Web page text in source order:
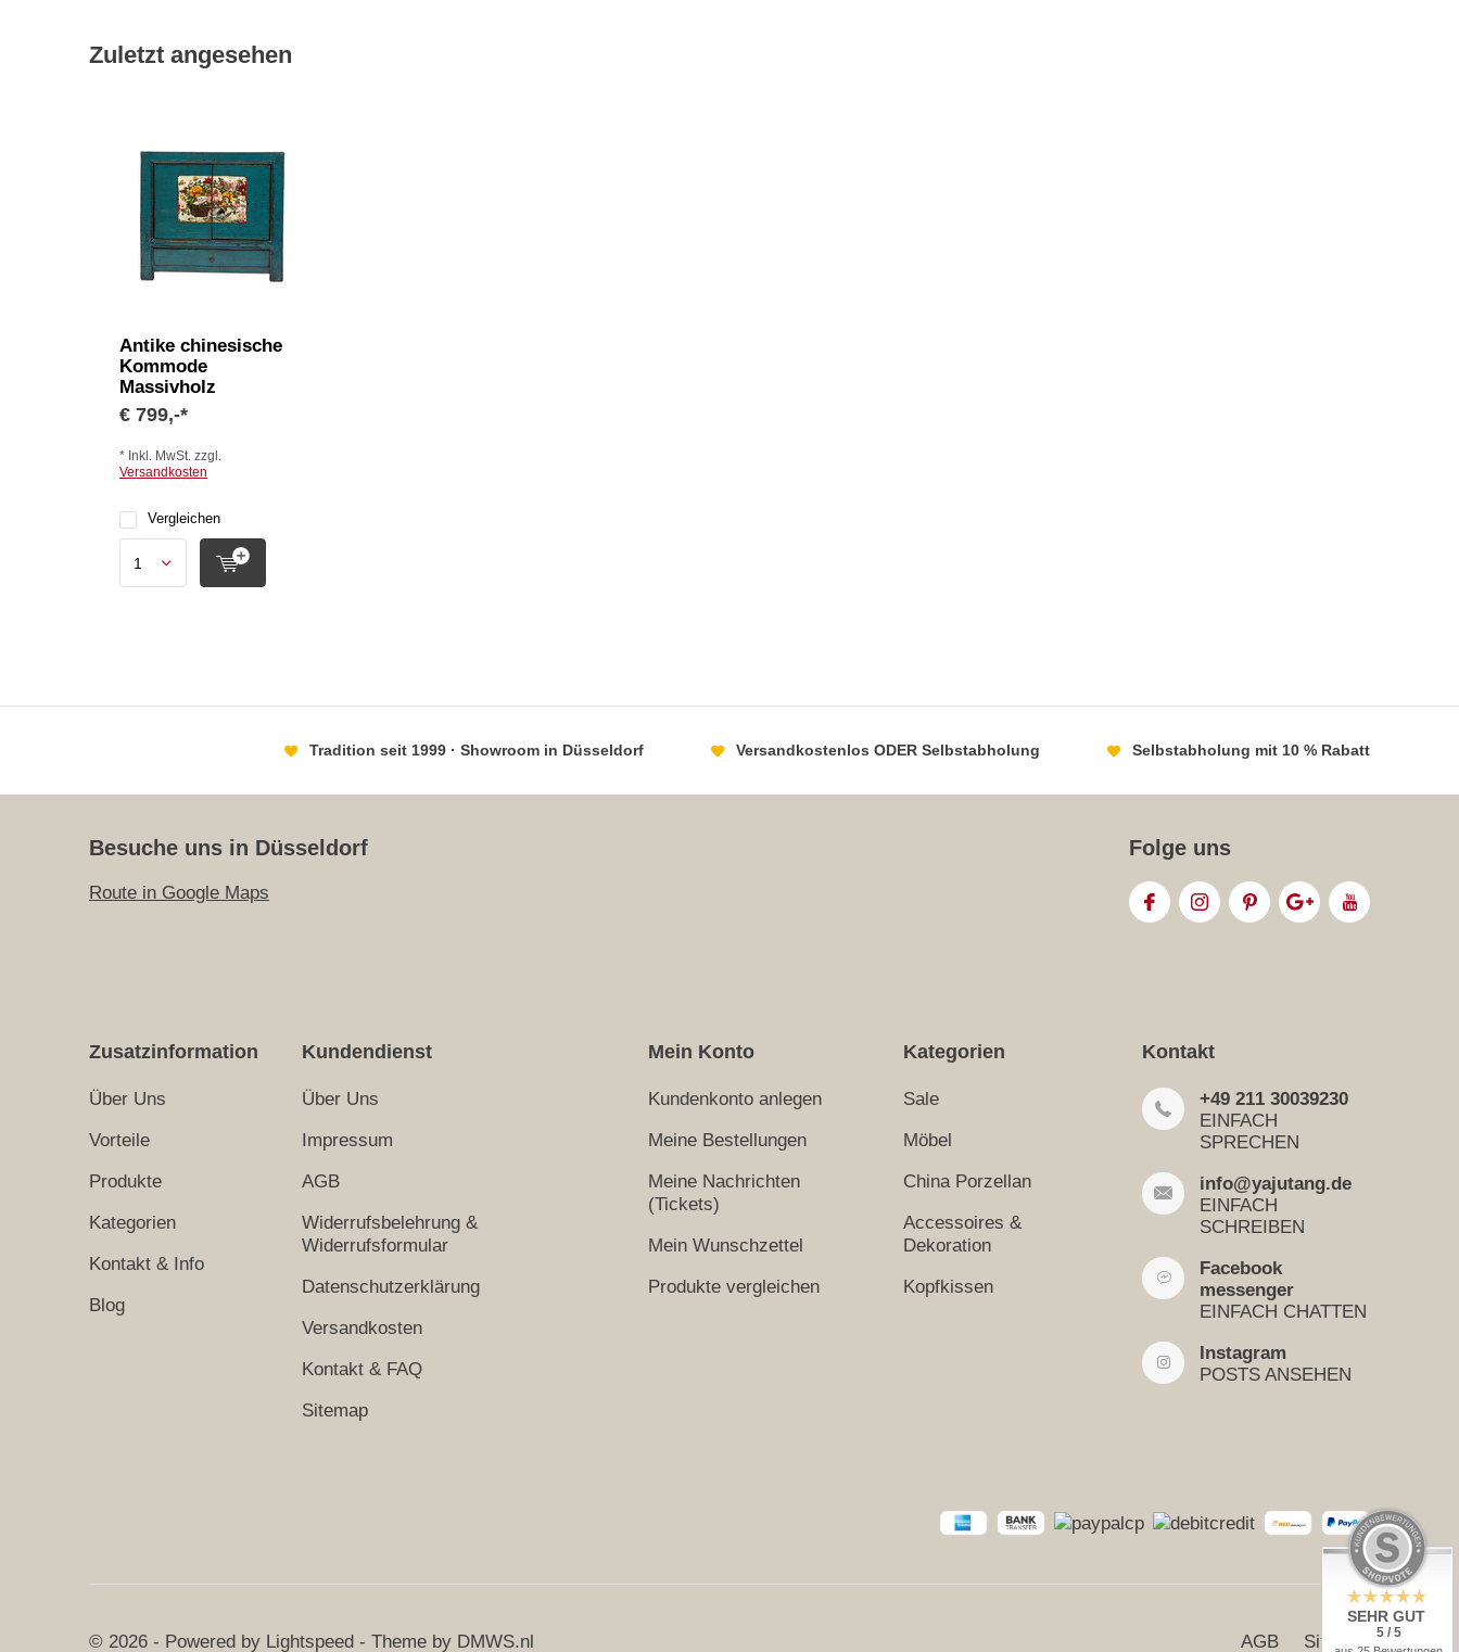
Zuletzt angesehen
Antike chinesische
Kommode
Massivholz
€ 799,-*
* Inkl. MwSt. zzgl.
Versandkosten
Vergleichen
Tradition seit 1999 · Showroom in Düsseldorf Versandkostenlos ODER Selbstabholung Selbstabholung mit 10 % Rabatt
Besuche uns in Düsseldorf
Route in Google Maps
Folge uns
Zusatzinformation
Über Uns
Vorteile
Produkte
Kategorien
Kontakt & Info
Blog
Kundendienst
Über Uns
Impressum
AGB
Widerrufsbelehrung &
Widerrufsformular
Datenschutzerklärung
Versandkosten
Kontakt & FAQ
Sitemap
Mein Konto
Kundenkonto anlegen
Meine Bestellungen
Meine Nachrichten
(Tickets)
Mein Wunschzettel
Produkte vergleichen
Kategorien
Sale
Möbel
China Porzellan
Accessoires &
Dekoration
Kopfkissen
Kontakt
+49 211 30039230
EINFACH
SPRECHEN
info@yajutang.de
EINFACH
SCHREIBEN
Facebook
messenger
EINFACH CHATTEN
Instagram
POSTS ANSEHEN
© 2026 - Powered by Lightspeed - Theme by DMWS.nl AGB Sitemap
SEHR GUT
5 / 5